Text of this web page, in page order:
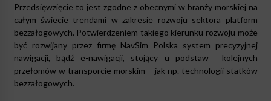
Przedsięwzięcie to jest zgodne z obecnymi w branży morskiej na
całym świecie trendami w zakresie rozwoju sektora platform
bezzałogowych. Potwierdzeniem takiego kierunku rozwoju może
być rozwijany przez firmę NavSim Polska system precyzyjnej
nawigacji, bądź e-nawigacji, stojący u podstaw kolejnych
przełomów w transporcie morskim – jak np. technologii statków
bezzałogowych.